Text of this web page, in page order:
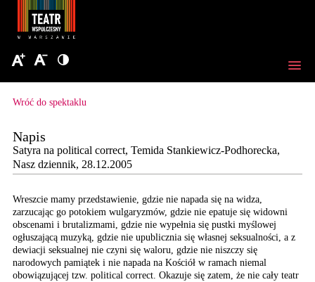
Wróć do spektaklu
Napis
Satyra na political correct, Temida Stankiewicz-Podhorecka,
Nasz dziennik, 28.12.2005
Wreszcie mamy przedstawienie, gdzie nie napada się na widza,
zarzucając go potokiem wulgaryzmów, gdzie nie epatuje się widowni
obscenami i brutalizmami, gdzie nie wypełnia się pustki myślowej
ogłuszającą muzyką, gdzie nie upublicznia się własnej seksualności, a z
dewiacji seksualnej nie czyni się waloru, gdzie nie niszczy się
narodowych pamiątek i nie napada na Kościół w ramach niemal
obowiązującej tzw. political correct. Okazuje się zatem, że nie cały teatr